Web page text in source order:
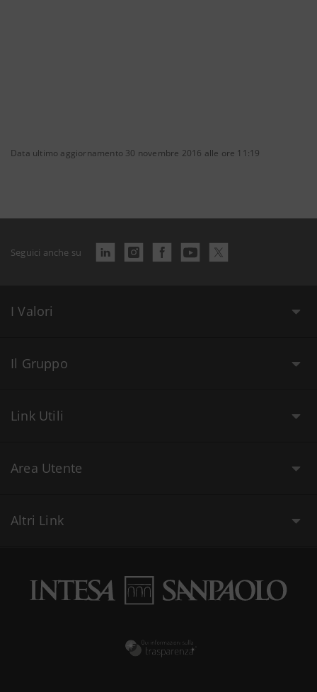
Data ultimo aggiornamento 30 novembre 2016 alle ore 11:19
Seguici anche su
I Valori
Il Gruppo
Link Utili
Area Utente
Altri Link